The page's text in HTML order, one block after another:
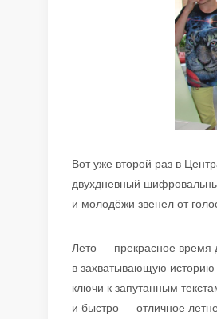
Вот уже второй раз в
двухдневный
и молодёжи звенел от
Лето — прекрасное время
в захватывающую историю
ключи к запутанным
и быстро — отличное